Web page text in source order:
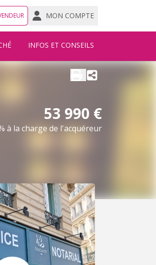
MON COMPTE
INFOS ET CONSEILS
53 990 €
à la charge de l'acquéreur
Nous écrire
Afficher le téléphone